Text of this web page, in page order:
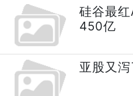
硅谷最
450亿
亚股又泻